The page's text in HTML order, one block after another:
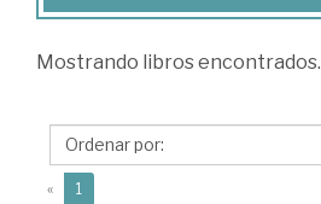
Gallego
Juan
Benito
Mostrando libros encontrados.
« 1